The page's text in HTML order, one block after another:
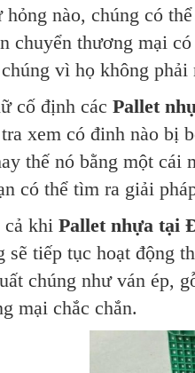
hỏng nào, chúng có
chuyển thương mại
vì họ không
cố định các Pallet
xem có đinh nào bị
thế nó bằng một cái
có thể tìm ra giải
cả khi Pallet nhựa tại
sẽ tiếp tục hoạt động
chúng như ván ép,
mại chắc chắn.